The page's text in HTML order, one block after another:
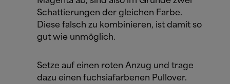
Schattierungen der gleichen Farbe.
Diese falsch zu kombinieren, ist damit so
gut wie unmöglich.
Setze auf einen roten Anzug und trage
dazu einen fuchsiafarbenen Pullover.